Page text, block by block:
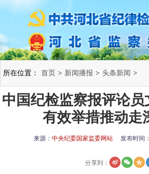
所在位置： 首页 > 新闻播报 > 头条新闻 >
中国纪检监察报评论员
有效举措推动走
来源： 中央纪委国家监委网站 发布时间：
分享到：